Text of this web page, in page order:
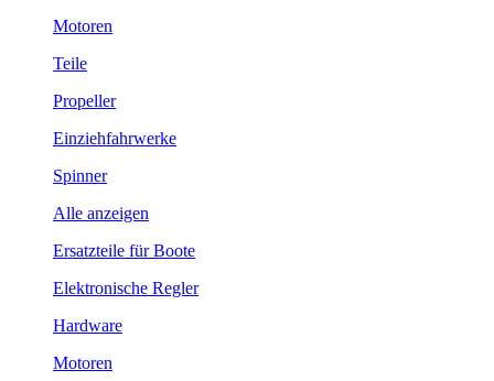
Motoren
Teile
Propeller
Einziehfahrwerke
Spinner
Alle anzeigen
Ersatzteile für Boote
Elektronische Regler
Hardware
Motoren